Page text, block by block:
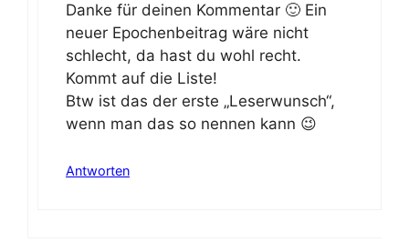
Danke für deinen Kommentar 🙂 Ein
neuer Epochenbeitrag wäre nicht
schlecht, da hast du wohl recht.
Kommt auf die Liste!
Btw ist das der erste „Leserwunsch“,
wenn man das so nennen kann 😉
Antworten